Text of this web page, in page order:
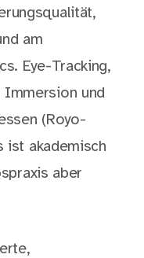
am
Eye-Tracking,
Immersion und
(Royo-
ist akademisch
aber